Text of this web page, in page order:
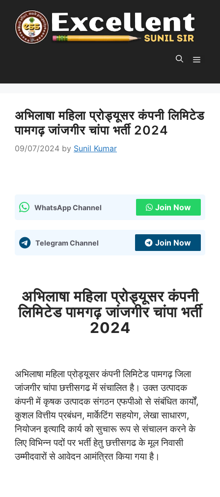
content
अभिलाषा महिला प्रोड्यूसर कंपनी लिमिटेड
पामगढ़ जांजगीर चांपा भर्ती 2024
09/07/2024 by Sunil Kumar
WhatsApp Channel Join Now
Telegram Channel Join Now
अभिलाषा महिला प्रोड्यूसर कंपनी
लिमिटेड पामगढ़ जांजगीर चांपा भर्ती
2024
अभिलाषा महिला प्रोड्यूसर कंपनी लिमिटेड पामगढ़ जिला
जांजगीर चांपा छत्तीसगढ में संचालित है। उक्त उत्पादक
कंपनी में कृषक उत्पादक संगठन एफपीओ से संबंधित कार्यों,
कुशल वित्तीय प्रबंधन, मार्केटिंग सहयोग, लेखा साधारण,
नियोजन इत्यादि कार्य को सुचारू रूप से संचालन करने के
लिए विभिन्न पदों पर भर्ती हेतु छत्तीसगढ के मूल निवासी
उम्मीदवारों से आवेदन आमंत्रित किया गया है।